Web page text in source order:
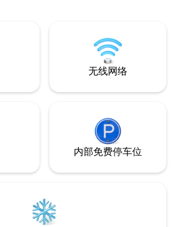
乘坐9410路巴士，15
S-BAHN
童入住。（房源没有
）
无线网络
内部免费停车位